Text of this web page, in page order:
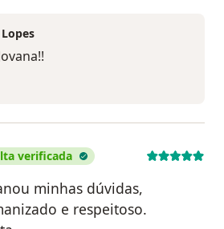
verificada
minhas dúvidas,
e respeitoso.